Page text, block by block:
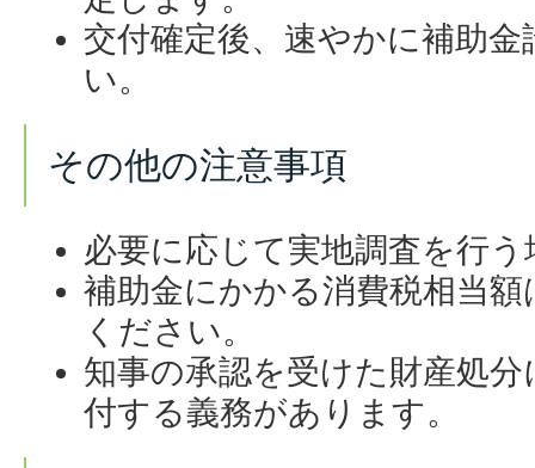
交付確定後、速やかに補助
い。
その他の注意事項
必要に応じて実地調査を行
補助金にかかる消費税相当
ください。
知事の承認を受けた財産処
付する義務があります。